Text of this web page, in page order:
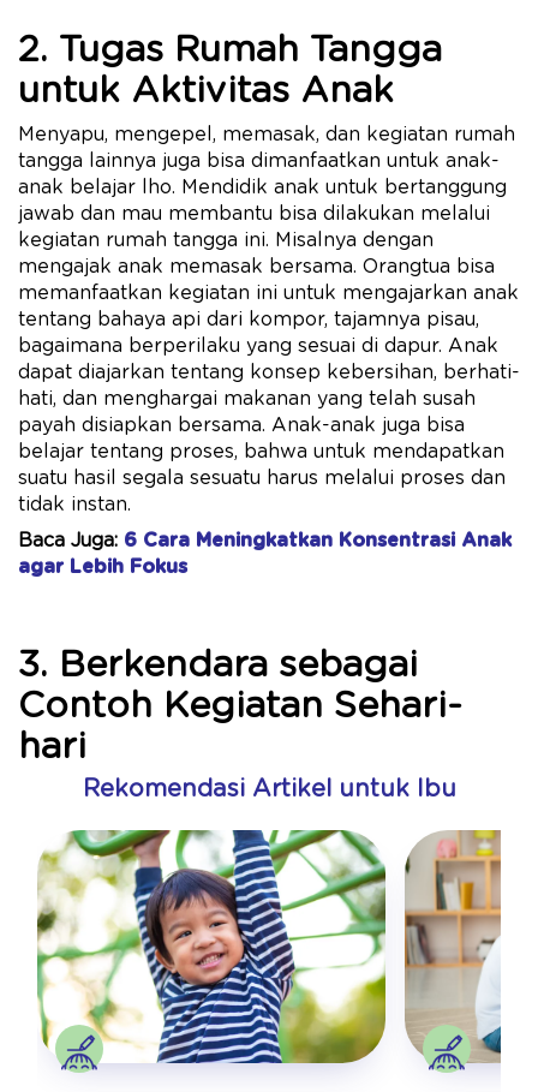
2. Tugas Rumah Tangga
untuk Aktivitas Anak
Menyapu, mengepel, memasak, dan kegiatan rumah
tangga lainnya juga bisa dimanfaatkan untuk anak-
anak belajar lho. Mendidik anak untuk bertanggung
jawab dan mau membantu bisa dilakukan melalui
kegiatan rumah tangga ini. Misalnya dengan
mengajak anak memasak bersama. Orangtua bisa
memanfaatkan kegiatan ini untuk mengajarkan anak
tentang bahaya api dari kompor, tajamnya pisau,
bagaimana berperilaku yang sesuai di dapur. Anak
dapat diajarkan tentang konsep kebersihan, berhati-
hati, dan menghargai makanan yang telah susah
payah disiapkan bersama. Anak-anak juga bisa
belajar tentang proses, bahwa untuk mendapatkan
suatu hasil segala sesuatu harus melalui proses dan
tidak instan.
Baca Juga: 6 Cara Meningkatkan Konsentrasi Anak
agar Lebih Fokus
3. Berkendara sebagai
Contoh Kegiatan Sehari-
hari
Rekomendasi Artikel untuk Ibu